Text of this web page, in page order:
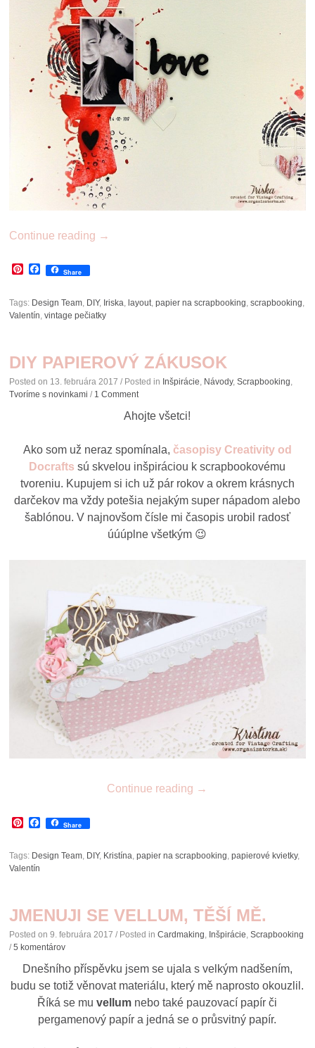
Continue reading →
Pinterest
Facebook
Share
Tags: Design Team, DIY, Iriska,layout,papier na scrapbooking,scrapbooking,
Valentín,vintage pečiatky
DIY PAPIEROVÝ ZÁKUSOK
Posted on 13. februára 2017 / Posted in Inšpirácie, Návody,Scrapbooking,
Tvoríme s novinkami / 1 Comment
Ahojte všetci!
Ako som už neraz spomínala, časopisy Creativity od
Docrafts sú skvelou inšpiráciou k scrapbookovému
tvoreniu. Kupujem si ich už pár rokov a okrem krásnych
darčekov ma vždy potešia nejakým super nápadom alebo
šablónou. V najnovšom čísle mi časopis urobil radosť
úúúplne všetkým 😉
Continue reading →
Pinterest
Facebook
Share
Tags: Design Team, DIY, Kristína,papier na scrapbooking,papierové kvietky,
Valentín
JMENUJI SE VELLUM, TĚŠÍ MĚ.
Posted on9. februára 2017 / Posted inCardmaking, Inšpirácie,Scrapbooking
/5 komentárov
Dnešního příspěvku jsem se ujala s velkým nadšením,
budu se totiž věnovat materiálu, který mě naprosto okouzlil.
Říká se muvellum nebo také pauzovací papír či
pergamenový papír a jedná se o průsvitný papír.